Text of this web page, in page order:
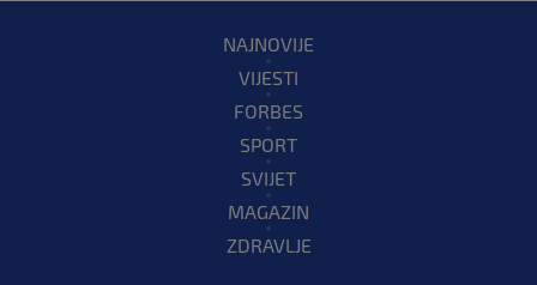
NAJNOVIJE
VIJESTI
FORBES
SPORT
SVIJET
MAGAZIN
ZDRAVLJE